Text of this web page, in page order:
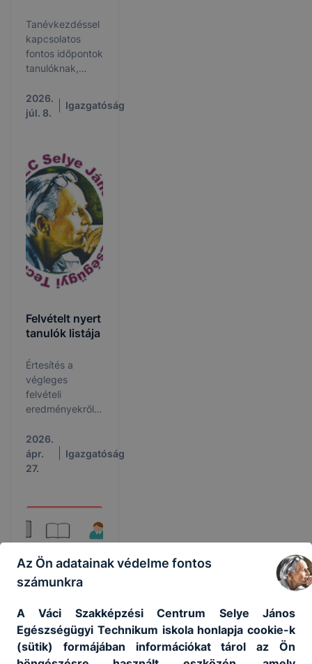
Tanévkezdéssel
kapcsolatos
fontos időpontok
tanulóknak,
munkatársaknak.
2026.
júl. 8.
Igazgatóság
Felvételt nyert
tanulók listája
Értesítés a
végleges
felvételi
eredményekről –
2026.
ápr.
27.
Igazgatóság
Az Ön adatainak védelme fontos
számunkra
A Váci Szakképzési Centrum Selye János
Egészségügyi Technikum iskola honlapja cookie-k
(sütik) formájában információkat tárol az Ön